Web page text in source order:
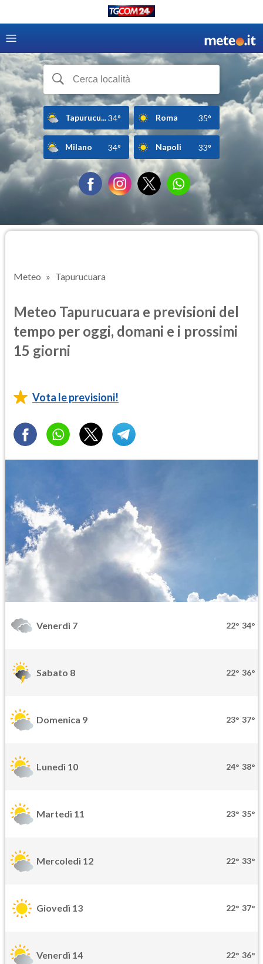
Tapurucu...34° Roma 35°
Milano 34° Napoli 33°
Meteo Tapurucuara
Meteo Tapurucuara e previsioni del
tempo per oggi, domani e i prossimi
15 giorni
Vota le previsioni!
Venerdì 7 22° 34°
Sabato 8 22° 36°
Domenica 9 23° 37°
Lunedì 10 24° 38°
Martedì 11 23° 35°
Mercoledì 12 22° 33°
Giovedì 13 22° 37°
Venerdì 14 22° 36°